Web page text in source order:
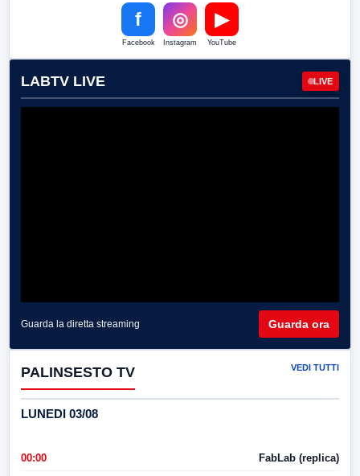
f
Facebook
◎
Instagram
▶
YouTube
LABTV LIVE LIVE
Guarda la diretta streaming Guarda ora
PALINSESTO TV VEDI TUTTI
LUNEDI 03/08
00:00 FabLab (replica)